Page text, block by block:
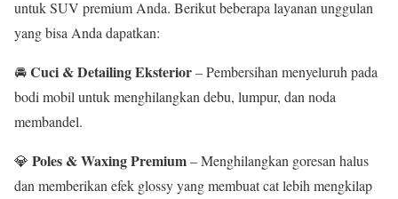
untuk SUV premium Anda. Berikut beberapa layanan unggulan
yang bisa Anda dapatkan:
🚘Cuci & Detailing Eksterior– Pembersihan menyeluruh pada
bodi mobil untuk menghilangkan debu, lumpur, dan noda
membandel.
💎 Poles & Waxing Premium– Menghilangkan goresan halus
dan memberikan efek glossy yang membuat cat lebih mengkilap